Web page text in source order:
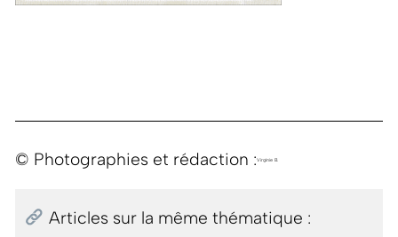
© Photographies et rédaction :Virginie B.
Articles sur la même thématique :